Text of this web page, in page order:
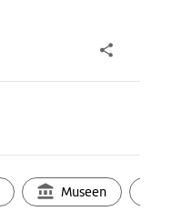
Museen